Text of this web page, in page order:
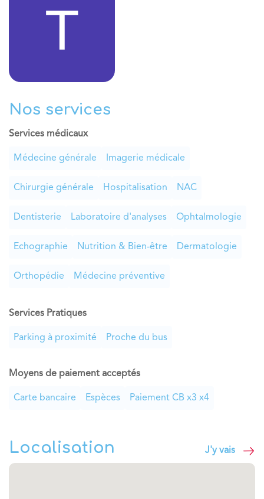
Nos services
Services médicaux
Médecine générale Imagerie médicale
Chirurgie générale Hospitalisation NAC
Dentisterie Laboratoire d'analyses Ophtalmologie
Echographie Nutrition & Bien-être Dermatologie
Orthopédie Médecine préventive
Services Pratiques
Parking à proximité Proche du bus
Moyens de paiement acceptés
Carte bancaire Espèces Paiement CB x3 x4
Localisation J'y vais